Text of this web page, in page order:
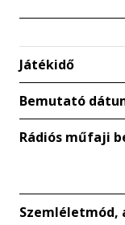
Játékidő
Bemutató
Rádiós műfaji